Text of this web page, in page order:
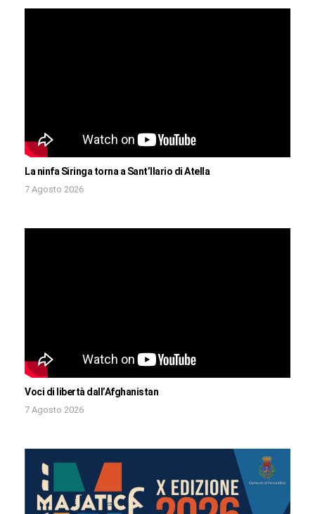
La ninfa Siringa torna a Sant’Ilario di Atella
7 Agosto 2026
Voci di libertà dall’Afghanistan
7 Agosto 2026